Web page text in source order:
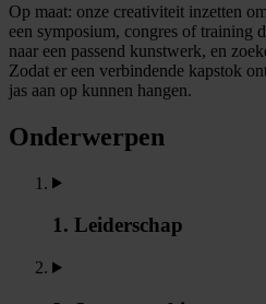
Op maat: onze creativiteit inzetten
een symposium, congres of training
naar een passend kunstwerk, en
Zodat er een verbindende kapstok
jas aan op kunnen hangen.
Onderwerpen
1. Leiderschap